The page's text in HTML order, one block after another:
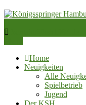
Skip
to
Schachverein von 1984
Home
Neuigkeiten
Alle
Spielbetrieb
Jugend